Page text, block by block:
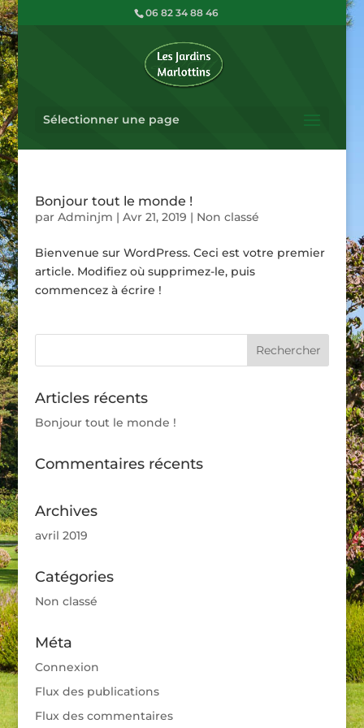
06 82 34 88 46
Sélectionner une page
Bonjour tout le monde !
par Adminjm | Avr 21, 2019 | Non classé
Bienvenue sur WordPress. Ceci est votre premier
article. Modifiez où supprimez-le, puis
commencez à écrire !
Articles récents
Bonjour tout le monde !
Commentaires récents
Archives
avril 2019
Catégories
Non classé
Méta
Connexion
Flux des publications
Flux des commentaires